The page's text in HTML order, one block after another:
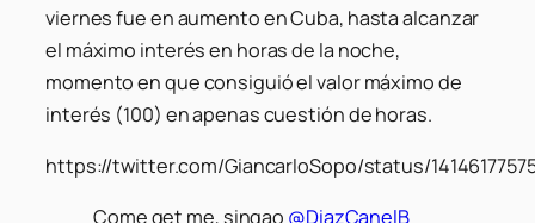
viernes fue en aumento en Cuba, hasta alcanzar
el máximo interés en horas de la noche,
momento en que consiguió el valor máximo de
interés (100) en apenas cuestión de horas.
https://twitter.com/GiancarloSopo/status/
Come get me, singao @DiazCanelB